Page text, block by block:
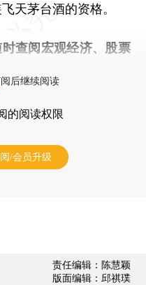
天茅台酒的资格。
时查阅宏观经济、股票
后继续阅读
的阅读权限
/会员升级
责任编辑：陈慧颖
版面编辑：邱祺璞